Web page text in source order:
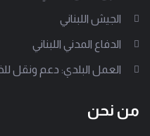
الجيش اللبناني
الدفاع المدني اللبناني
العمل البلدي: دعم ونقل
من نحن